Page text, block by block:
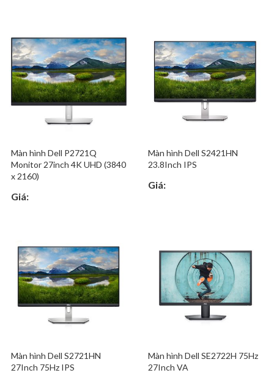
Màn hình Dell P2721Q
Monitor 27inch 4K UHD (3840
x 2160)
Giá:
Màn hình Dell S2421HN
23.8Inch IPS
Giá:
Màn hình Dell S2721HN
27Inch 75Hz IPS
Màn hình Dell SE2722H 75Hz
27Inch VA